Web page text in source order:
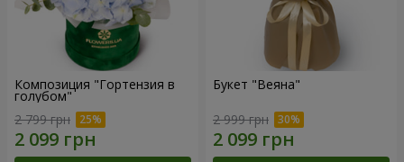
Композиция "Гортензия в
голубом"
2 799 грн
Букет "Веяна"
2 999 грн